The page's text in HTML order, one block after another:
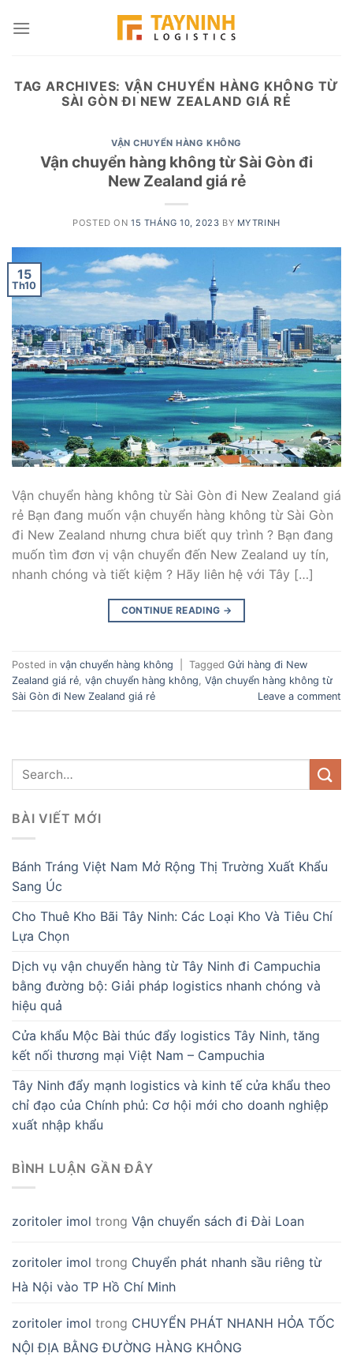
TAG ARCHIVES: VẬN CHUYỂN HÀNG KHÔNG TỪ
SÀI GÒN ĐI NEW ZEALAND GIÁ RẺ
VẬN CHUYỂN HÀNG KHÔNG
Vận chuyển hàng không từ Sài Gòn đi
New Zealand giá rẻ
POSTED ON 15 THÁNG 10, 2023 BY MYTRINH
15
Th10
Vận chuyển hàng không từ Sài Gòn đi New Zealand giá
rẻ Bạn đang muốn vận chuyển hàng không từ Sài Gòn
đi New Zealand nhưng chưa biết quy trình ? Bạn đang
muốn tìm đơn vị vận chuyển đến New Zealand uy tín,
nhanh chóng và tiết kiệm ? Hãy liên hệ với Tây […]
CONTINUE READING →
Posted in vận chuyển hàng không Tagged Gửi hàng đi New
Zealand giá rẻ vận chuyển hàng không Vận chuyển hàng không từ
Sài Gòn đi New Zealand giá rẻ
Leave a comment
BÀI VIẾT MỚI
Bánh Tráng Việt Nam Mở Rộng Thị Trường Xuất Khẩu
Sang Úc
Cho Thuê Kho Bãi Tây Ninh: Các Loại Kho Và Tiêu Chí
Lựa Chọn
Dịch vụ vận chuyển hàng từ Tây Ninh đi Campuchia
bằng đường bộ: Giải pháp logistics nhanh chóng và
hiệu quả
Cửa khẩu Mộc Bài thúc đẩy logistics Tây Ninh, tăng
kết nối thương mại Việt Nam – Campuchia
Tây Ninh đẩy mạnh logistics và kinh tế cửa khẩu theo
chỉ đạo của Chính phủ: Cơ hội mới cho doanh nghiệp
xuất nhập khẩu
BÌNH LUẬN GẦN ĐÂY
zoritoler imol trong Vận chuyển sách đi Đài Loan
zoritoler imol trong Chuyển phát nhanh sầu riêng từ
Hà Nội vào TP Hồ Chí Minh
zoritoler imol trong CHUYỂN PHÁT NHANH HỎA TỐC
NỘI ĐỊA BẰNG ĐƯỜNG HÀNG KHÔNG